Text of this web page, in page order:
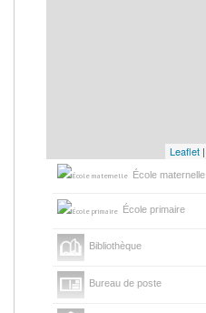
Leaflet |
École maternelle
École primaire
Bibliothèque
Bureau de poste